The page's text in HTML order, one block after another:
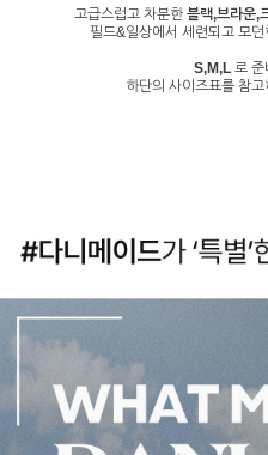
고급스럽고 차분한 블랙,브라운,
필드&일상에서 세련되고 모
S,M,L로 준
하단의 사이즈표를 참